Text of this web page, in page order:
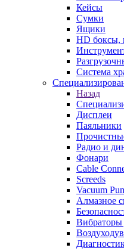
Кейсы
Сумки
Ящики
HD боксы,
Система
Назад
Дисплеи
Паяльники
Радио и
Фонари
Cable
Screeds
Vacuum
Алмазное
Вибраторы